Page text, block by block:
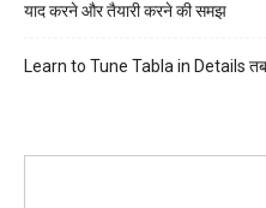
याद करने और तैयारी करने की समझ
Learn to Tune Tabla in Details